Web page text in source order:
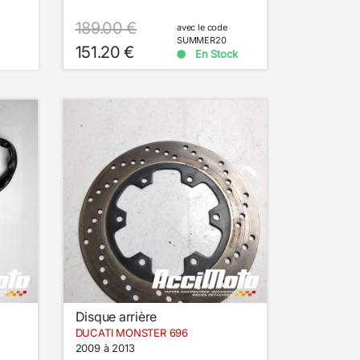
189.00 €
151.20 €
avec le code
SUMMER20
En Stock
Disque arrière
DUCATI MONSTER 696
2009 à 2013